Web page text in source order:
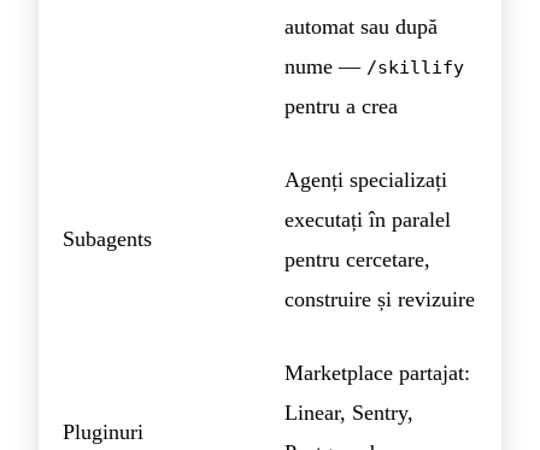
automat sau după
nume — /skillify
pentru a crea
Subagents
Agenți specializați
executați în paralel
pentru cercetare,
construire și revizuire
Pluginuri
Marketplace partajat:
Linear, Sentry,